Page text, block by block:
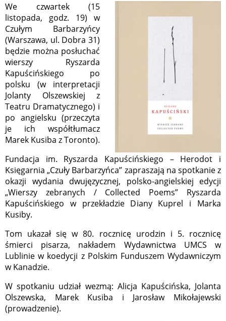
We czwartek (15
listopada, godz. 19) w
Czułym Barbarzyńcy
(Warszawa, ul. Dobra 31)
będzie można posłuchać
wierszy Ryszarda
Kapuścińskiego po
polsku (w interpretacji
Jolanty Olszewskiej z
Teatru Dramatycznego) i
po angielsku (przeczyta
je ich współtłumacz
Marek Kusiba z Toronto).
Fundacja im. Ryszarda Kapuścińskiego – Herodot i
Księgarnia „Czuły Barbarzyńca” zapraszają na spotkanie z
okazji wydania dwujęzycznej, polsko-angielskiej edycji
„Wierszy zebranych / Collected Poems” Ryszarda
Kapuścińskiego w przekładzie Diany Kuprel i Marka
Kusiby.
Tom ukazał się w 80. rocznicę urodzin i 5. rocznicę
śmierci pisarza, nakładem Wydawnictwa UMCS w
Lublinie w koedycji z Polskim Funduszem Wydawniczym
w Kanadzie.
W spotkaniu udział wezmą: Alicja Kapuścińska, Jolanta
Olszewska, Marek Kusiba i Jarosław Mikołajewski
(prowadzenie).